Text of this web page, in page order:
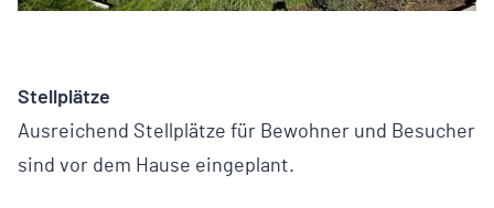
Stellplätze
Ausreichend Stellplätze für Bewohner und Besucher
sind vor dem Hause eingeplant.